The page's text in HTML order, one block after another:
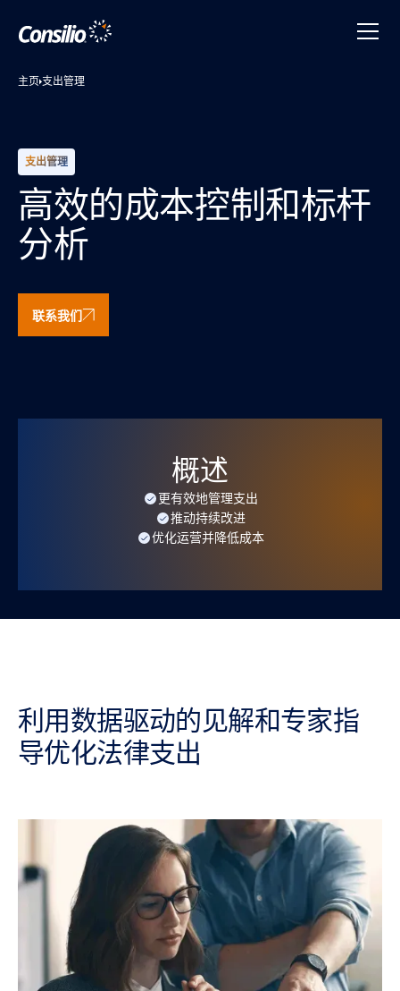
主页 支出管理
支出管理
高效的成本控制和标杆
分析
联系我们
概述
更有效地管理支出
推动持续改进
优化运营并降低成本
利用数据驱动的见解和专家指
导优化法律支出